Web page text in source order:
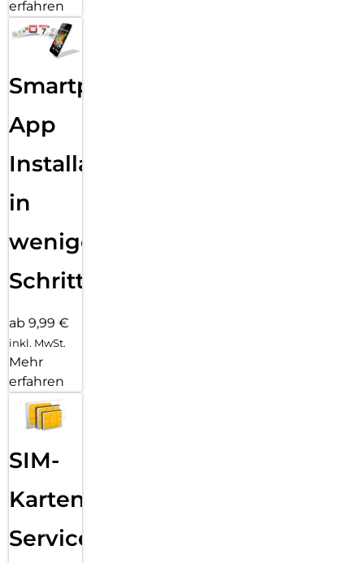
erfahren
Smartphone
App
Installation
in
wenigen
Schritten
ab 9,99 €
inkl. MwSt.
Mehr
erfahren
SIM-
Karten
Service: